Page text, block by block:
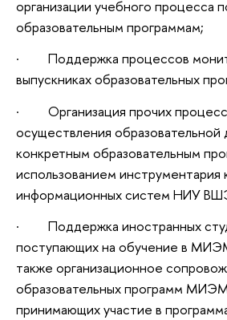
организации учебного процесса
образовательным программам;
· Поддержка процессов
выпускниках образовательных
· Организация прочих
осуществления образовательной
конкретным образовательным
использованием инструментария
информационных систем НИУ
· Поддержка иностранных
поступающих на обучение в
также организационное
образовательных программ
принимающих участие в